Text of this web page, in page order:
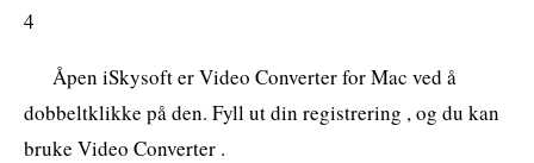
4
Åpen iSkysoft er Video Converter for Mac ved å
dobbeltklikke på den. Fyll ut din registrering , og du kan
bruke Video Converter .